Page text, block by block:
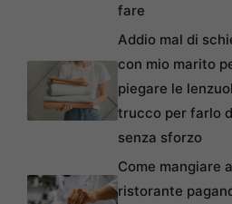
fare
Addio mal di
con mio marito
piegare le
trucco per farlo
senza sforzo
Come mangiare
ristorante